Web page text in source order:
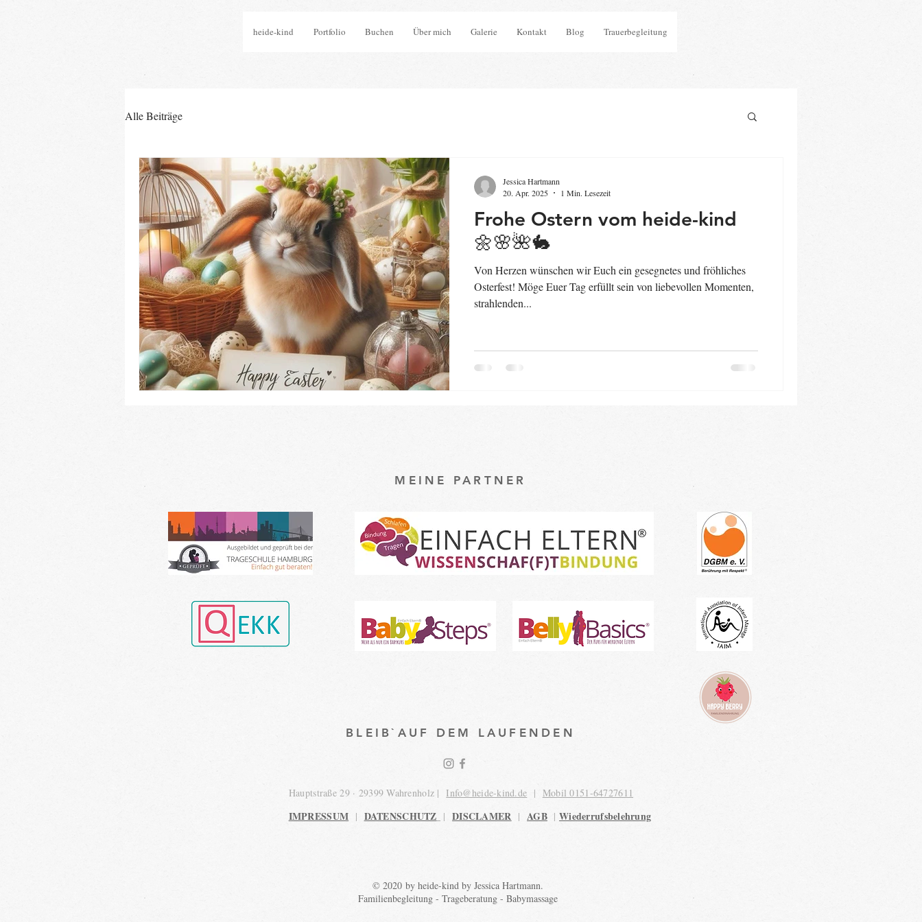
heide-kind Portfolio Buchen Über mich Galerie Kontakt Blog Trauerbegleitung
Alle Beiträge
Frohe Ostern vom heide-kind
🌼🌸🌺🐇
Von Herzen wünschen wir Euch ein gesegnetes und fröhliches
Osterfest! Möge Euer Tag erfüllt sein von liebevollen Momenten,
strahlenden...
Jessica Hartmann
20. Apr. 2025
1 Min. Lesezeit
MEINE PARTNER
BLEIB`AUF DEM LAUFENDEN
Hauptstraße 29 · 29399 Wahrenholz | Info@heide-kind.de | Mobil 0151-64727611
IMPRESSUM | DATENSCHUTZ |DISCLAMER | AGB | Wiederrufsbelehrung
© 2020 by heide-kind by Jessica Hartmann.
Familienbegleitung - Trageberatung - Babymassage